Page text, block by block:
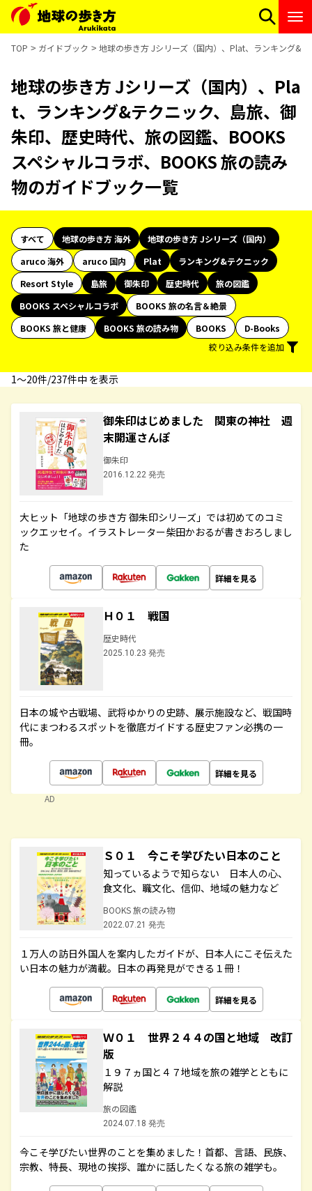
TOP ガイドブック 地球の歩き方 Jシリーズ（国内）、Plat、ランキング&
地球の歩き方 Jシリーズ（国内）、Pla
t、ランキング&テクニック、島旅、御
朱印、歴史時代、旅の図鑑、BOOKS
スペシャルコラボ、BOOKS 旅の読み
物のガイドブック一覧
すべて 地球の歩き方 海外
地球の歩き方 Jシリーズ（国内）
aruco 海外
aruco 国内 Plat
ランキング&テクニック
Resort Style
島旅 御朱印 歴史時代
旅の図鑑
BOOKS スペシャルコラボ
BOOKS 旅の名言＆絶景
BOOKS 旅と健康
BOOKS 旅の読み物 BOOKS
D-Books
絞り込み条件を追加
1〜20件/237件中 を表示
御朱印はじめました 関東の神社 週
末開運さんぽ
御朱印
2016.12.22 発売
大ヒット「地球の歩き方 御朱印シリーズ」では初めてのコミ
ックエッセイ。イラストレーター柴田かおるが書きおろしまし
た
詳細を見る
Ｈ０１ 戦国
歴史時代
2025.10.23 発売
日本の城や古戦場、武将ゆかりの史跡、展示施設など、戦国時
代にまつわるスポットを徹底ガイドする歴史ファン必携の一
冊。
詳細を見る
AD
Ｓ０１ 今こそ学びたい日本のこと
知っているようで知らない 日本人の心、
食文化、職文化、信仰、地域の魅力など
BOOKS 旅の読み物
2022.07.21 発売
１万人の訪日外国人を案内したガイドが、日本人にこそ伝えた
い日本の魅力が満載。日本の再発見ができる１冊！
詳細を見る
Ｗ０１ 世界２４４の国と地域 改訂
版
１９７ヵ国と４７地域を旅の雑学とともに
解説
旅の図鑑
2024.07.18 発売
今こそ学びたい世界のことを集めました！首都、言語、民族、
宗教、特長、現地の挨拶、誰かに話したくなる旅の雑学も。